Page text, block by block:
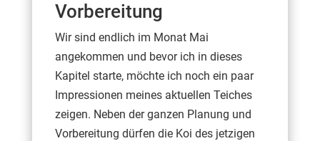
Vorbereitung
Wir sind endlich im Monat Mai
angekommen und bevor ich in dieses
Kapitel starte, möchte ich noch ein paar
Impressionen meines aktuellen Teiches
zeigen. Neben der ganzen Planung und
Vorbereitung dürfen die Koi des jetzigen